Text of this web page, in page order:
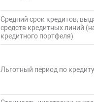
Средний срок кредитов,
средств кредитных линий
кредитного портфеля)
Льготный период по кредиту